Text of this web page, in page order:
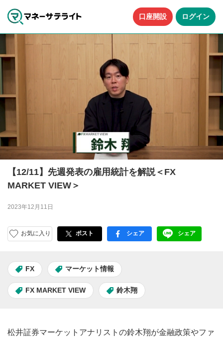
口座開設 ログイン
【12/11】先週発表の雇用統計を解説＜FX
MARKET VIEW＞
2023年12月11日
お気に入り ポスト facebook
シェア LINE
シェア
FX マーケット情報
FX MARKET VIEW 鈴木翔
松井証券マーケットアナリストの鈴木翔が金融政策やファ